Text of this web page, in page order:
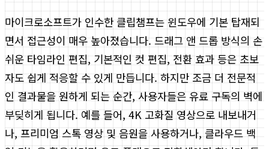
마이크로소프트가 인수한 클립챔프는 윈도우에 기본 탑재되
면서 접근성이 매우 높아졌습니다. 드래그 앤 드롭 방식의 손
쉬운 타임라인 편집, 기본적인 컷 편집, 전환 효과 등은 초보
자도 쉽게 적응할 수 있게 만듭니다. 하지만 조금 더 전문적
인 결과물을 원하게 되는 순간, 사용자들은 유료 구독의 벽에
부딪히게 됩니다. 예를 들어, 4K 고화질 영상으로 내보내거
나, 프리미엄 스톡 영상 및 음원을 사용하거나, 클라우드 백